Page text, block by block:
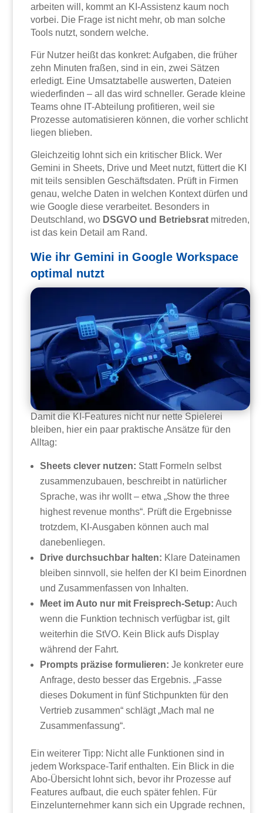
arbeiten will, kommt an KI-Assistenz kaum noch
vorbei. Die Frage ist nicht mehr, ob man solche
Tools nutzt, sondern welche.
Für Nutzer heißt das konkret: Aufgaben, die früher
zehn Minuten fraßen, sind in ein, zwei Sätzen
erledigt. Eine Umsatztabelle auswerten, Dateien
wiederfinden – all das wird schneller. Gerade kleine
Teams ohne IT-Abteilung profitieren, weil sie
Prozesse automatisieren können, die vorher schlicht
liegen blieben.
Gleichzeitig lohnt sich ein kritischer Blick. Wer
Gemini in Sheets, Drive und Meet nutzt, füttert die KI
mit teils sensiblen Geschäftsdaten. Prüft in Firmen
genau, welche Daten in welchen Kontext dürfen und
wie Google diese verarbeitet. Besonders in
Deutschland, wo DSGVO und Betriebsrat mitreden,
ist das kein Detail am Rand.
Wie ihr Gemini in Google Workspace
optimal nutzt
Damit die KI-Features nicht nur nette Spielerei
bleiben, hier ein paar praktische Ansätze für den
Alltag:
Sheets clever nutzen: Statt Formeln selbst
zusammenzubauen, beschreibt in natürlicher
Sprache, was ihr wollt – etwa „Show the three
highest revenue months“. Prüft die Ergebnisse
trotzdem, KI-Ausgaben können auch mal
danebenliegen.
Drive durchsuchbar halten: Klare Dateinamen
bleiben sinnvoll, sie helfen der KI beim Einordnen
und Zusammenfassen von Inhalten.
Meet im Auto nur mit Freisprech-Setup: Auch
wenn die Funktion technisch verfügbar ist, gilt
weiterhin die StVO. Kein Blick aufs Display
während der Fahrt.
Prompts präzise formulieren: Je konkreter eure
Anfrage, desto besser das Ergebnis. „Fasse
dieses Dokument in fünf Stichpunkten für den
Vertrieb zusammen“ schlägt „Mach mal ne
Zusammenfassung“.
Ein weiterer Tipp: Nicht alle Funktionen sind in
jedem Workspace-Tarif enthalten. Ein Blick in die
Abo-Übersicht lohnt sich, bevor ihr Prozesse auf
Features aufbaut, die euch später fehlen. Für
Einzelunternehmer kann sich ein Upgrade rechnen,